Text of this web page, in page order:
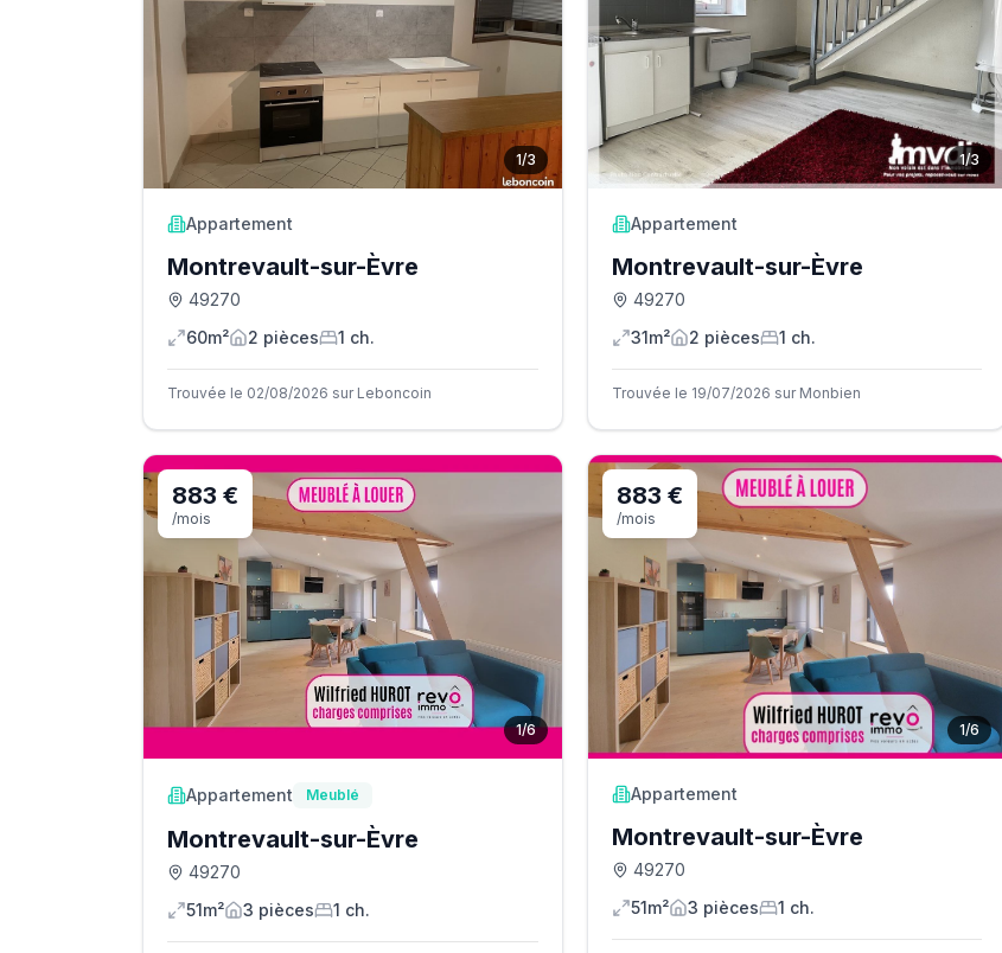
1/3
Appartement
Montrevault-sur-Èvre
49270
60m²
2 pièces 1 ch.
Trouvée le 02/08/2026 sur Leboncoin
1/3
Appartement
Montrevault-sur-Èvre
49270
31m²
2 pièces 1 ch.
Trouvée le 19/07/2026 sur Monbien
1/6
883 €
/mois
Appartement Meublé
Montrevault-sur-Èvre
49270
51m²
3 pièces 1 ch.
1/6
883 €
/mois
Appartement
Montrevault-sur-Èvre
49270
51m²
3 pièces 1 ch.